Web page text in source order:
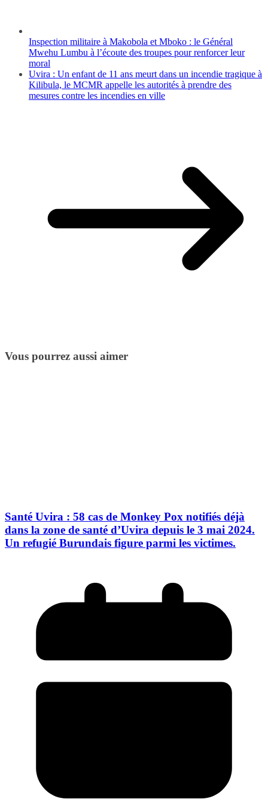
Inspection militaire à Makobola et Mboko : le Général
Mwehu Lumbu à l’écoute des troupes pour renforcer leur
moral
Uvira : Un enfant de 11 ans meurt dans un incendie tragique à
Kilibula, le MCMR appelle les autorités à prendre des
mesures contre les incendies en ville
Vous pourrez aussi aimer
Santé Uvira : 58 cas de Monkey Pox notifiés déjà
dans la zone de santé d’Uvira depuis le 3 mai 2024.
Un refugié Burundais figure parmi les victimes.